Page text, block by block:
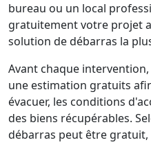
bureau ou un local
gratuitement votre projet
solution de débarras la
Avant chaque
une estimation gratuits
évacuer, les conditions
des biens récupérables.
débarras peut être